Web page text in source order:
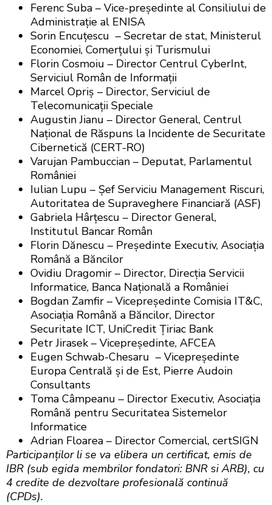
Ferenc Suba – Vice-preşedinte al Consiliului de
Administraţie al ENISA
Sorin Encuţescu – Secretar de stat, Ministerul
Economiei, Comerţului şi Turismului
Florin Cosmoiu – Director Centrul CyberInt,
Serviciul Român de Informaţii
Marcel Opriş – Director, Serviciul de
Telecomunicaţii Speciale
Augustin Jianu – Director General, Centrul
Naţional de Răspuns la Incidente de Securitate
Cibernetică (CERT-RO)
Varujan Pambuccian – Deputat, Parlamentul
României
Iulian Lupu – Şef Serviciu Management Riscuri,
Autoritatea de Supraveghere Financiară (ASF)
Gabriela Hârţescu – Director General,
Institutul Bancar Român
Florin Dănescu – Preşedinte Executiv, Asociaţia
Română a Băncilor
Ovidiu Dragomir – Director, Direcţia Servicii
Informatice, Banca Naţională a României
Bogdan Zamfir – Vicepreşedinte Comisia IT&C,
Asociaţia Română a Băncilor, Director
Securitate ICT, UniCredit Ţiriac Bank
Petr Jirasek – Vicepreşedinte, AFCEA
Eugen Schwab-Chesaru – Vicepreşedinte
Europa Centrală şi de Est, Pierre Audoin
Consultants
Toma Câmpeanu – Director Executiv, Asociaţia
Română pentru Securitatea Sistemelor
Informatice
Adrian Floarea – Director Comercial, certSIGN
Participanţilor li se va elibera un certificat, emis de
IBR (sub egida membrilor fondatori: BNR si ARB), cu
4 credite de dezvoltare profesională continuă
(CPDs).